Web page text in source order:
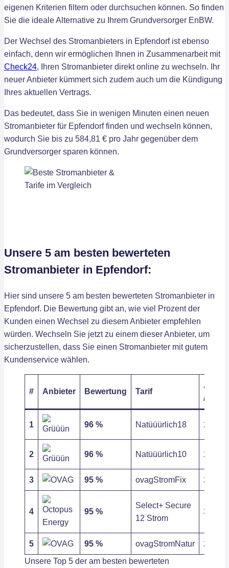
eigenen Kriterien filtern oder durchsuchen können. So finden
Sie die ideale Alternative zu Ihrem Grundversorger EnBW.
Der Wechsel des Stromanbieters in Epfendorf ist ebenso
einfach, denn wir ermöglichen Ihnen in Zusammenarbeit mit
Check24, Ihren Stromanbieter direkt online zu wechseln. Ihr
neuer Anbieter kümmert sich zudem auch um die Kündigung
Ihres aktuellen Vertrags.
Das bedeutet, dass Sie in wenigen Minuten einen neuen
Stromanbieter für Epfendorf finden und wechseln können,
wodurch Sie bis zu 584,81 € pro Jahr gegenüber dem
Grundversorger sparen können.
Unsere 5 am besten bewerteten
Stromanbieter in Epfendorf:
Hier sind unsere 5 am besten bewerteten Stromanbieter in
Epfendorf. Die Bewertung gibt an, wie viel Prozent der
Kunden einen Wechsel zu diesem Anbieter empfehlen
würden. Wechseln Sie jetzt zu einem dieser Anbieter, um
sicherzustellen, dass Sie einen Stromanbieter mit gutem
Kundenservice wählen.
# Anbieter Bewertung Tarif
/ kWh
1 96 % Natüüürlich18 28,42
2 96 % Natüüürlich10 28,42
3 95 % ovagStromFix 29,04
4 95 %
Select+ Secure
12 Strom
33,22
5 95 % ovagStromNatur
29,51
Unsere Top 5 der am besten bewerteten